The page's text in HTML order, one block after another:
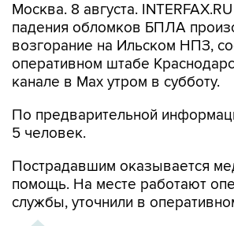
Москва. 8 августа.
падения обломков БПЛА
возгорание на Ильском НПЗ,
оперативном штабе
канале в Max утром в субботу.
По предварительной
5 человек.
Пострадавшим оказывается
помощь. На месте работают
службы, уточнили в